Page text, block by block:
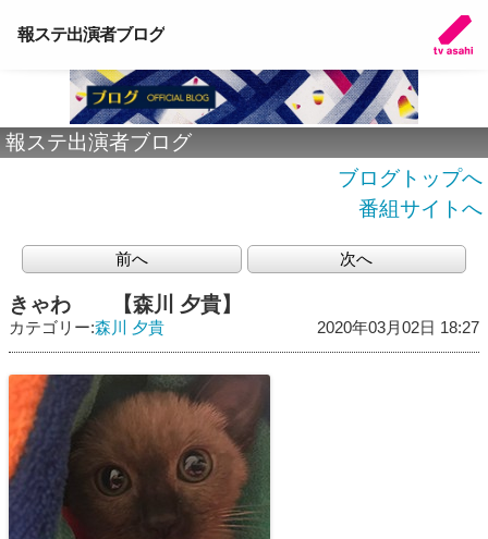
報ステ出演者ブログ
報ステ出演者ブログ
ブログトップへ
番組サイトへ
前へ 次へ
きゃわ 【森川 夕貴】
カテゴリー:森川 夕貴 2020年03月02日 18:27